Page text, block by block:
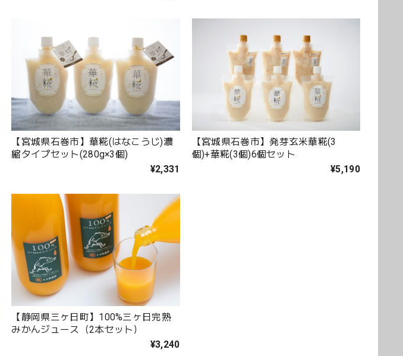
【宮城県石巻市】華糀(はなこうじ)濃
縮タイプセット(280g×3個)
¥2,331
【宮城県石巻市】発芽玄米華糀(3
個)+華糀(3個)6個セット
¥5,190
【静岡県三ヶ日町】100%三ヶ日完熟
みかんジュース（2本セット）
¥3,240